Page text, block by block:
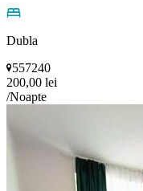
Dubla
557240
200,00 lei
/Noapte